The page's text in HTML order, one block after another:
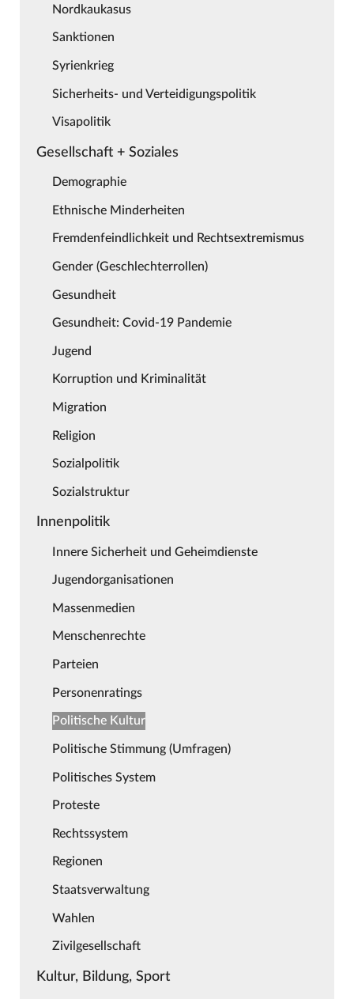
Nordkaukasus
Sanktionen
Syrienkrieg
Sicherheits- und Verteidigungspolitik
Visapolitik
Gesellschaft + Soziales
Demographie
Ethnische Minderheiten
Fremdenfeindlichkeit und Rechtsextremismus
Gender (Geschlechterrollen)
Gesundheit
Gesundheit: Covid-19 Pandemie
Jugend
Korruption und Kriminalität
Migration
Religion
Sozialpolitik
Sozialstruktur
Innenpolitik
Innere Sicherheit und Geheimdienste
Jugendorganisationen
Massenmedien
Menschenrechte
Parteien
Personenratings
Politische Kultur
Politische Stimmung (Umfragen)
Politisches System
Proteste
Rechtssystem
Regionen
Staatsverwaltung
Wahlen
Zivilgesellschaft
Kultur, Bildung, Sport